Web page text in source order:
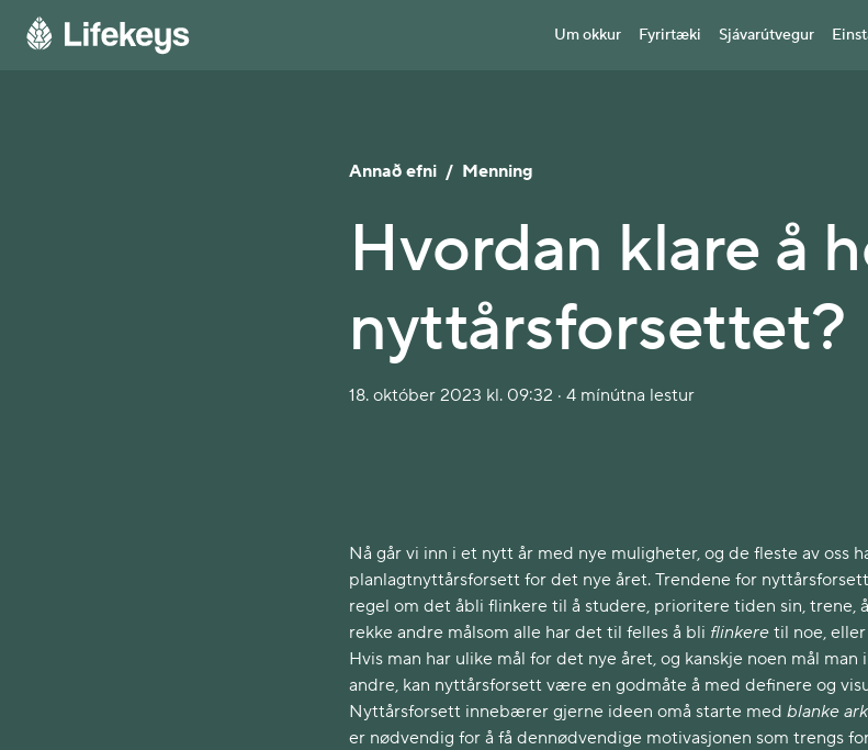
Um okkur Fyrirtæki Sjávarútvegur
Annað efni / Menning
Hvordan klare å
nyttårsforsettet?
18. október 2023 kl. 09:32 · 4 mínútna lestur
Nå går vi inn i et nytt år med nye muligheter, og de fleste av oss
planlagtnyttårsforsett for det nye året. Trendene for
regel om det åbli flinkere til å studere, prioritere tiden sin, trene,
rekke andre målsom alle har det til felles å bli flinkere til noe,
Hvis man har ulike mål for det nye året, og kanskje noen mål man
andre, kan nyttårsforsett være en godmåte å med definere og
Nyttårsforsett innebærer gjerne ideen omå starte med blanke ark
er nødvendig for å få dennødvendige motivasjonen som trengs